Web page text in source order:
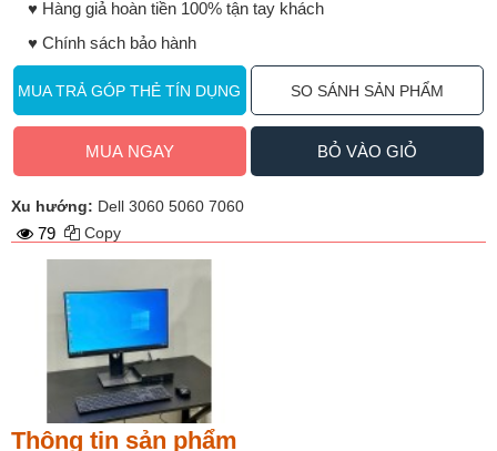
♥️ Hàng giả hoàn tiền 100% tận tay khách
♥️ Chính sách bảo hành
MUA TRẢ GÓP THẺ TÍN DỤNG SO SÁNH SẢN PHẨM
MUA NGAY BỎ VÀO GIỎ
Xu hướng: Dell 3060 5060 7060
79 Copy
Thông tin sản phẩm